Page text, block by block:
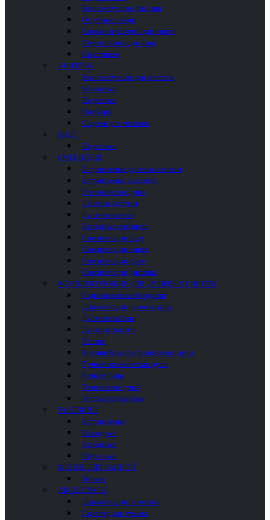
Комплектующие для ванн
Отдельностоящие
Столики и полочки для ванной
Подголовники для ванн
Пристенные
УНИТАЗЫ
Комплектующие для унитазов
Напольные
Подвесные
Писсуары
Сиденья для унитазов
БИДЕ
Подвесные
СМЕСИТЕЛИ
Встраиваемые душевые системы
Встраиваемые смесители
Гигиенические души
Душевые системы
Душевые панели
Напольные смесители
Смесители для биде
Смесители для ванны
Смесители для душа
Смесители для раковины
КОМПЛЕКТУЮЩИЕ ДЛЯ ДУШЕВЫХ СИСТЕМ
Гидромассажные форсунки
Держатели для ручного душа
Душевые наборы
Душевые шланги
Изливы
Кронштейны для тропического душа
Ручные гигиенические души
Ручные души
Тропические души
Угловые соединения
РАКОВИНЫ
Встраиваемые
Накладные
Напольные
Подвесные
МЕБЕЛЬ ДЛЯ ВАННОЙ
Зеркала
АКСЕССУАРЫ
Держатели для полотенец
Гарнитур для туалета